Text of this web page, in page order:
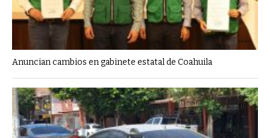
Anuncian cambios en gabinete estatal de Coahuila